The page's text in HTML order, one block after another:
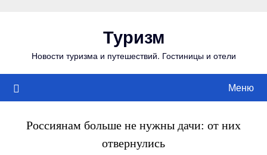
Туризм
Новости туризма и путешествий. Гостиницы и отели
Меню
Россиянам больше не нужны дачи: от них
отвернулись